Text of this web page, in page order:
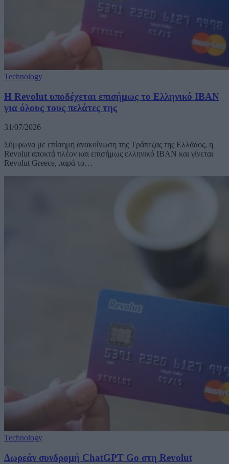
Technology
Η Revolut υποδέχεται επισήμως το Ελληνικό ΙΒΑΝ
για όλους τους πελάτες της
31/07/2026
Σύμφωνα με επίσημη ανακοίνωση της Τράπεζας της Ελλάδος, η
Revolut αποκτά πλέον και επισήμως ελληνικό IBAN και γίνεται
Revolut Greece, παρά το…
Technology
Δωρεάν συνδρομή ChatGPT Go στη Revolut